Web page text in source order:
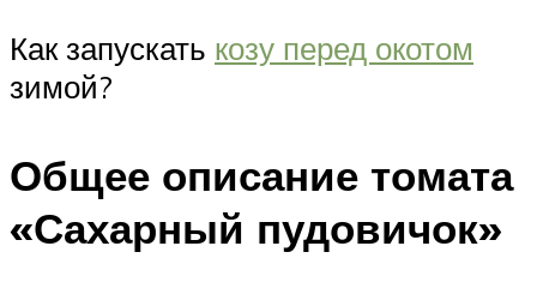
Как запускать козу перед окотом
зимой?
Общее описание томата
«Сахарный пудовичок»